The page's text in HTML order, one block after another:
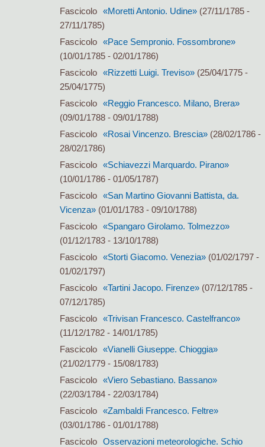
Fascicolo «Moretti Antonio. Udine»(27/11/1785 -
27/11/1785)
Fascicolo «Pace Sempronio. Fossombrone»
(10/01/1785 - 02/01/1786)
Fascicolo «Rizzetti Luigi. Treviso»(25/04/1775 -
25/04/1775)
Fascicolo «Reggio Francesco. Milano, Brera»
(09/01/1788 - 09/01/1788)
Fascicolo «Rosai Vincenzo. Brescia»(28/02/1786 -
28/02/1786)
Fascicolo «Schiavezzi Marquardo. Pirano»
(10/01/1786 - 01/05/1787)
Fascicolo «San Martino Giovanni Battista, da.
Vicenza»(01/01/1783 - 09/10/1788)
Fascicolo «Spangaro Girolamo. Tolmezzo»
(01/12/1783 - 13/10/1788)
Fascicolo «Storti Giacomo. Venezia»(01/02/1797 -
01/02/1797)
Fascicolo «Tartini Jacopo. Firenze»(07/12/1785 -
07/12/1785)
Fascicolo «Trivisan Francesco. Castelfranco»
(11/12/1782 - 14/01/1785)
Fascicolo «Vianelli Giuseppe. Chioggia»
(21/02/1779 - 15/08/1783)
Fascicolo «Viero Sebastiano. Bassano»
(22/03/1784 - 22/03/1784)
Fascicolo «Zambaldi Francesco. Feltre»
(03/01/1786 - 01/01/1788)
Fascicolo Osservazioni meteorologiche. Schio